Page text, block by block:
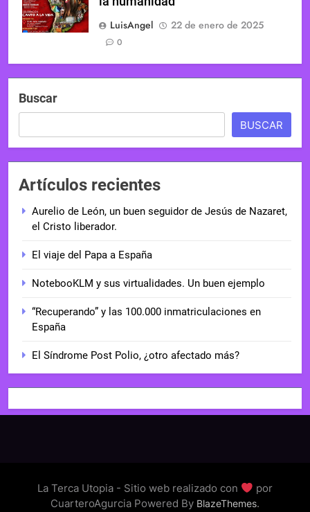
LuisAngel
22 de enero de 2025
0
Buscar
BUSCAR
Artículos recientes
Aurelio de León, un buen seguidor de Jesús de Nazaret,
el Cristo liberador.
El viaje del Papa a España
NotebooKLM y sus virtualidades. Un buen ejemplo
“Recuperando” y las 100.000 inmatriculaciones en
España
El Síndrome Post Polio, ¿otro afectado más?
La Terca Utopia - Sitio web realizado con
por
CuarteroAgurcia Powered By BlazeThemes.